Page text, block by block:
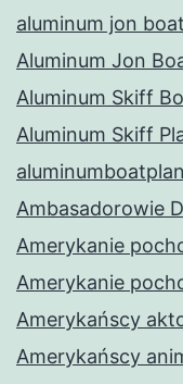
aluminum jon
Aluminum Jon
Aluminum Skiff
Aluminum Skiff
Ambasadorowie
Amerykanie
Amerykanie
Amerykańscy
Amerykańscy